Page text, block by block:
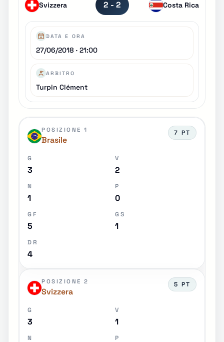
Svizzera 2 - 2 Costa Rica
DATA E ORA
27/06/2018 · 21:00
ARBITRO
Turpin Clément
POSIZIONE 1
Brasile
7 PT
G
3
V
2
N
1
P
0
GF
5
GS
1
DR
4
POSIZIONE 2
Svizzera
5 PT
G
3
V
1
N P